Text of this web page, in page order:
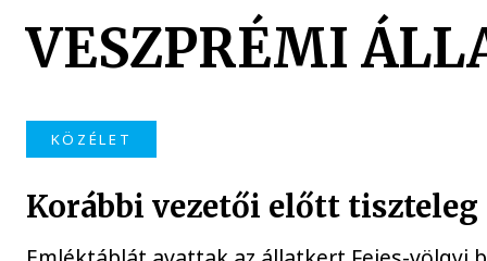
VESZPRÉMI
KÖZÉLET
Korábbi vezetői előtt